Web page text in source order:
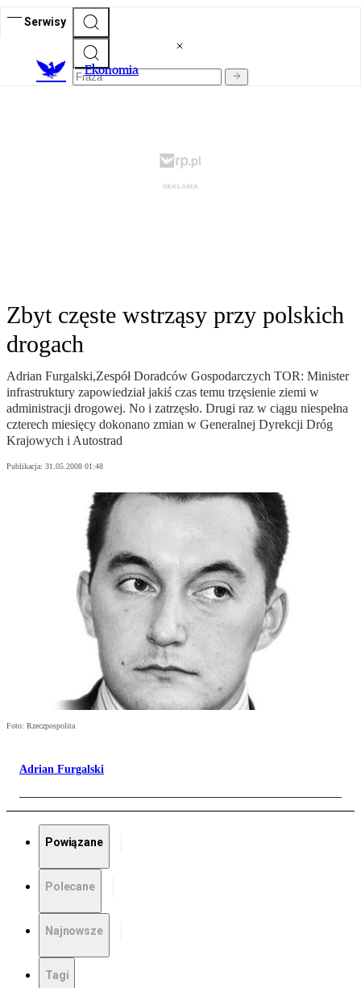
Serwisy
Ekonomia
Zbyt częste wstrząsy przy polskich
drogach
Adrian Furgalski,Zespół Doradców Gospodarczych TOR: Minister
infrastruktury zapowiedział jakiś czas temu trzęsienie ziemi w
administracji drogowej. No i zatrzęsło. Drugi raz w ciągu niespełna
czterech miesięcy dokonano zmian w Generalnej Dyrekcji Dróg
Krajowych i Autostrad
Publikacja: 31.05.2008 01:48
Foto: Rzeczpospolita
Adrian Furgalski
Powiązane
Polecane
Najnowsze
Tagi